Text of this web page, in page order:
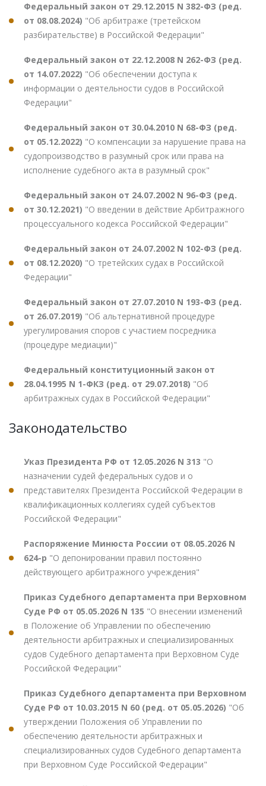
Федеральный закон от 29.12.2015 N 382-ФЗ (ред.
от 08.08.2024) "Об арбитраже (третейском
разбирательстве) в Российской Федерации"
Федеральный закон от 22.12.2008 N 262-ФЗ (ред.
от 14.07.2022) "Об обеспечении доступа к
информации о деятельности судов в Российской
Федерации"
Федеральный закон от 30.04.2010 N 68-ФЗ (ред.
от 05.12.2022) "О компенсации за нарушение права на
судопроизводство в разумный срок или права на
исполнение судебного акта в разумный срок"
Федеральный закон от 24.07.2002 N 96-ФЗ (ред.
от 30.12.2021) "О введении в действие Арбитражного
процессуального кодекса Российской Федерации"
Федеральный закон от 24.07.2002 N 102-ФЗ (ред.
от 08.12.2020) "О третейских судах в Российской
Федерации"
Федеральный закон от 27.07.2010 N 193-ФЗ (ред.
от 26.07.2019) "Об альтернативной процедуре
урегулирования споров с участием посредника
(процедуре медиации)"
Федеральный конституционный закон от
28.04.1995 N 1-ФКЗ (ред. от 29.07.2018) "Об
арбитражных судах в Российской Федерации"
Законодательство
Указ Президента РФ от 12.05.2026 N 313 "О
назначении судей федеральных судов и о
представителях Президента Российской Федерации в
квалификационных коллегиях судей субъектов
Российской Федерации"
Распоряжение Минюста России от 08.05.2026 N
624-р "О депонировании правил постоянно
действующего арбитражного учреждения"
Приказ Судебного департамента при Верховном
Суде РФ от 05.05.2026 N 135 "О внесении изменений
в Положение об Управлении по обеспечению
деятельности арбитражных и специализированных
судов Судебного департамента при Верховном Суде
Российской Федерации"
Приказ Судебного департамента при Верховном
Суде РФ от 10.03.2015 N 60 (ред. от 05.05.2026) "Об
утверждении Положения об Управлении по
обеспечению деятельности арбитражных и
специализированных судов Судебного департамента
при Верховном Суде Российской Федерации"